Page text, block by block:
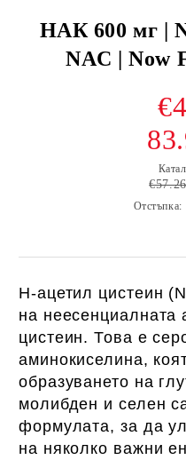
НАК 600 мг |
NAC | Now
€57.26
Отстъпка:
Н-ацетил цистеин
на неесенциалната
цистеин. Това е
аминокиселина,
образуването на
молибден и селен
формулата, за да
на няколко важни